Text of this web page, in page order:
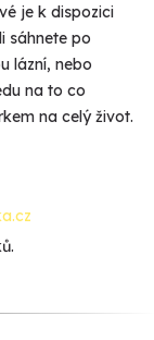
je k dispozici
sáhnete po
lázní, nebo
na to co
na celý život.